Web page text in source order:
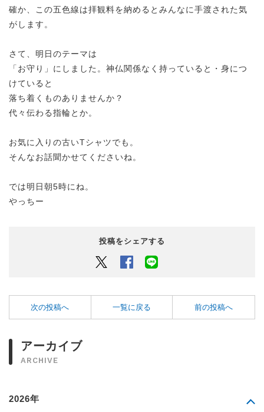
確か、この五色線は拝観料を納めるとみんなに手渡された気
がします。
さて、明日のテーマは
「お守り」にしました。神仏関係なく持っていると・身につ
けていると
落ち着くものありませんか？
代々伝わる指輪とか。
お気に入りの古いTシャツでも。
そんなお話聞かせてくださいね。
では明日朝5時にね。
やっちー
投稿をシェアする
Twitter Facebook
次の投稿へ 一覧に戻る 前の投稿へ
アーカイブ
ARCHIVE
2026年